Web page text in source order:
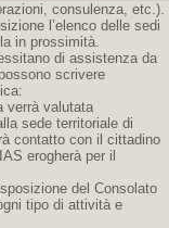
consulenza, etc.).
l’elenco delle sedi
in prossimità.
di assistenza da
scrivere
verrà valutata
sede territoriale di
contatto con il cittadino
erogherà per il
del Consolato
tipo di attività e